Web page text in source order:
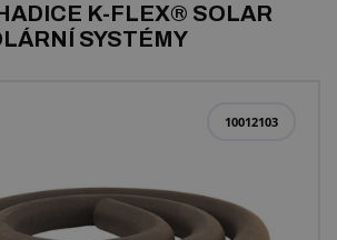
prostředí
K-FLEX® SOLAR
SYSTÉMY
10012103